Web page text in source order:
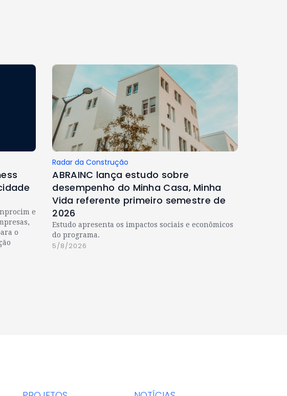
e
o
Radar da Construção
ABRAINC lança estudo sobre
desempenho do Minha Casa, Minha
Vida referente primeiro semestre de
2026
Estudo apresenta os impactos sociais e econômicos
do programa.
5/8/2026